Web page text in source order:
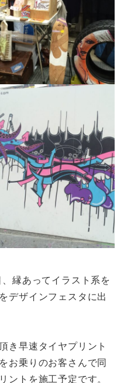
縁あってイラスト系を
デザインフェスタに出
き早速タイヤプリント
お乗りのお客さんで同
ントを施工予定です。